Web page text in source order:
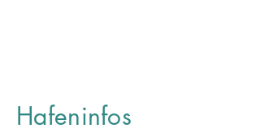
Hafeninfos